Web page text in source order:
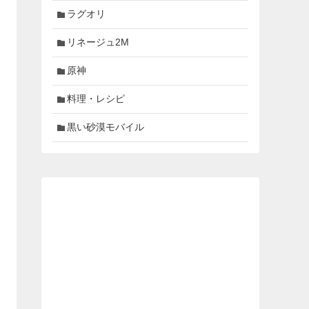
ラグオリ
リネージュ2M
原神
料理・レシピ
黒い砂漠モバイル